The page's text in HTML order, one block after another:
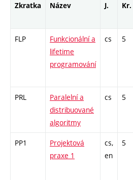
Zkratka Název J. Kr.
FLP
Funkcionální a
lifetime
programování
cs 5
PRL
Paralelní a
distribuované
algoritmy
cs 5
PP1
Projektová
praxe 1
cs,
en
5